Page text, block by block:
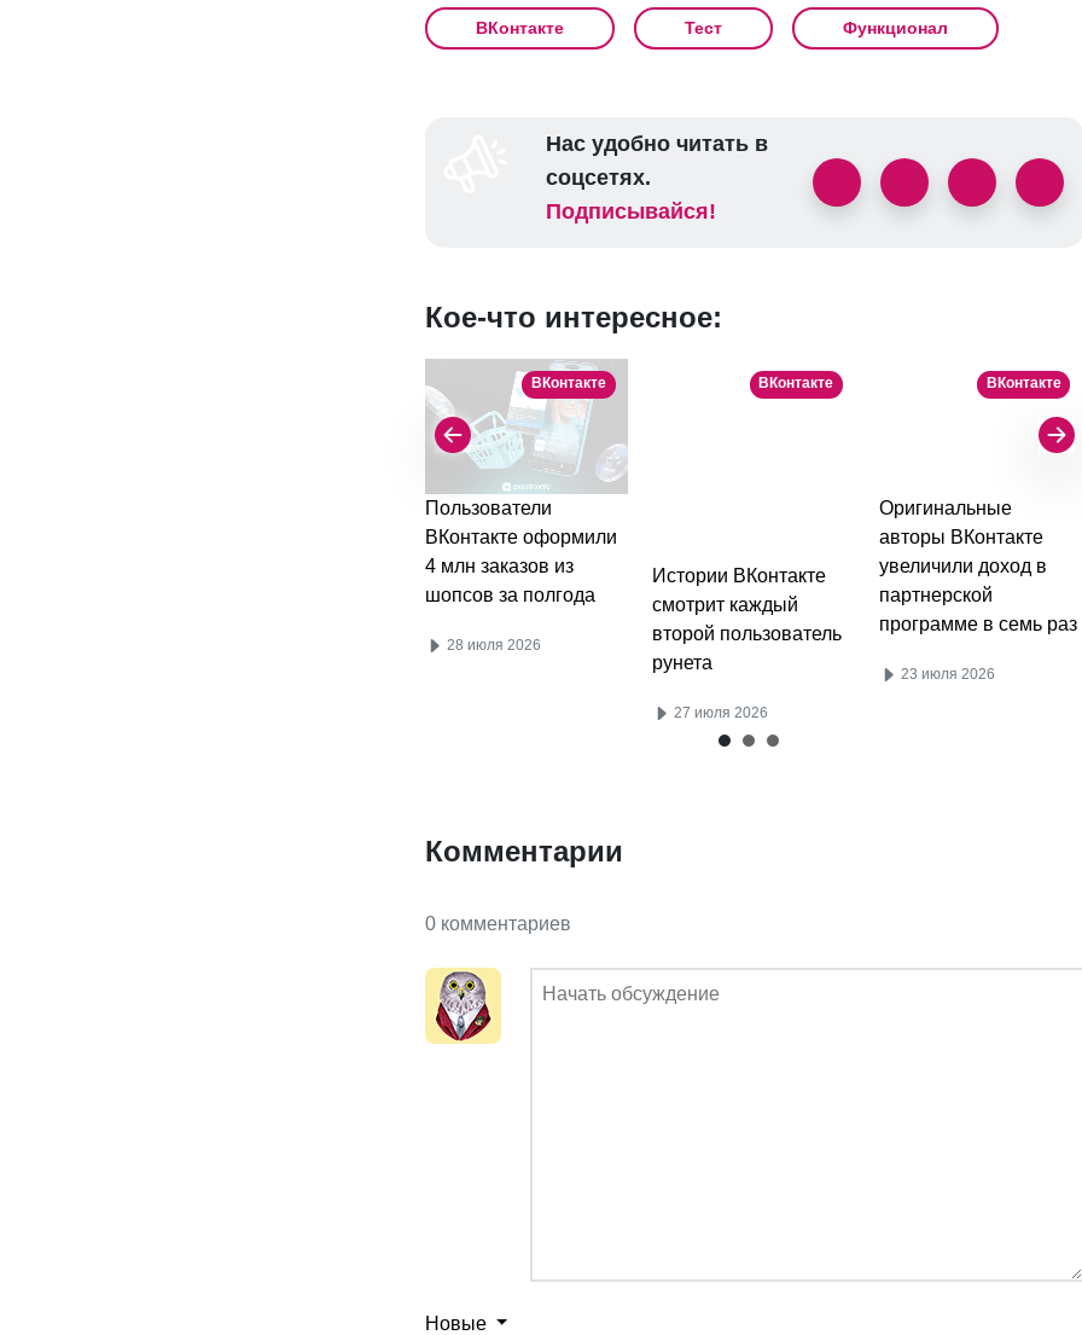
ВКонтакте Тест Функционал
Нас удобно читать в
соцсетях.
Подписывайся!
Кое-что интересное:
ВКонтакте
Пользователи
ВКонтакте оформили
4 млн заказов из
шопсов за полгода
28 июля 2026
ВКонтакте
Истории ВКонтакте
смотрит каждый
второй пользователь
рунета
27 июля 2026
ВКонтакте
Оригинальные
авторы ВКонтакте
увеличили доход в
партнерской
программе в семь раз
23 июля 2026
Комментарии
0 комментариев
Новые